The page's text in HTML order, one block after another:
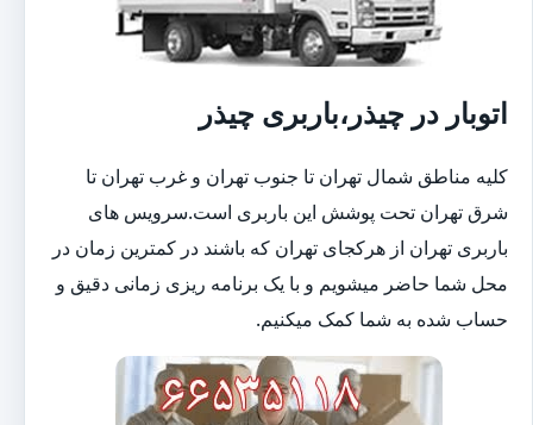
اتوبار در چیذر،باربری چیذر
کلیه مناطق شمال تهران تا جنوب تهران و غرب تهران تا
شرق تهران تحت پوشش این باربری است.سرویس های
باربری تهران از هرکجای تهران که باشند در کمترین زمان در
محل شما حاضر میشویم و با یک برنامه ریزی زمانی دقیق و
حساب شده به شما کمک میکنیم.